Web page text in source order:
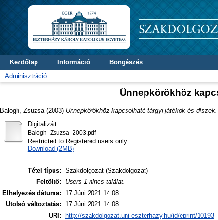
Kezdőlap Információ
Böngészés
Adminisztráció
Ünnepkörökhöz
Balogh, Zsuzsa (2003) Ünnepkörökhöz kapcsolható tárgyi játékok és díszek.
Digitalizált
Balogh_Zsuzsa_2003.pdf
Restricted to Registered users only
Download (2MB)
Tétel típus: Szakdolgozat (Szakdolgozat)
Feltöltő:
Users 1 nincs találat.
Elhelyezés dátuma:
17 Júni 2021 14:08
Utolsó változtatás:
17 Júni 2021 14:08
URI:
http://szakdolgozat.uni-eszterhazy.hu/id/eprint/10193